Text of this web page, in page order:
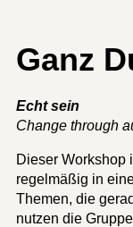
Ganz
Echt sein
Change through
Dieser Workshop
regelmäßig in
Themen, die
nutzen die